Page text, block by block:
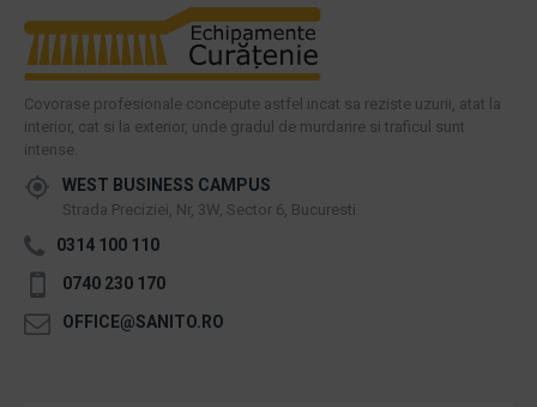
Covorase profesionale concepute astfel incat sa reziste uzurii, atat la
interior, cat si la exterior, unde gradul de murdarire si traficul sunt
intense.
WEST BUSINESS CAMPUS
Strada Preciziei, Nr, 3W, Sector 6, Bucuresti
0314 100 110
0740 230 170
OFFICE@SANITO.RO